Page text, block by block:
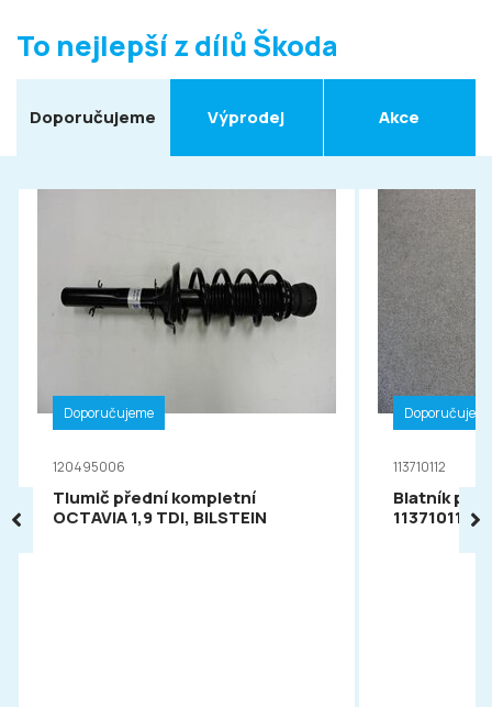
To nejlepší z dílů Škoda
Doporučujeme Výprodej Akce
Doporučujeme
120495006
Tlumič přední kompletní
OCTAVIA 1,9 TDI, BILSTEIN
113710112
Blatník
113710112